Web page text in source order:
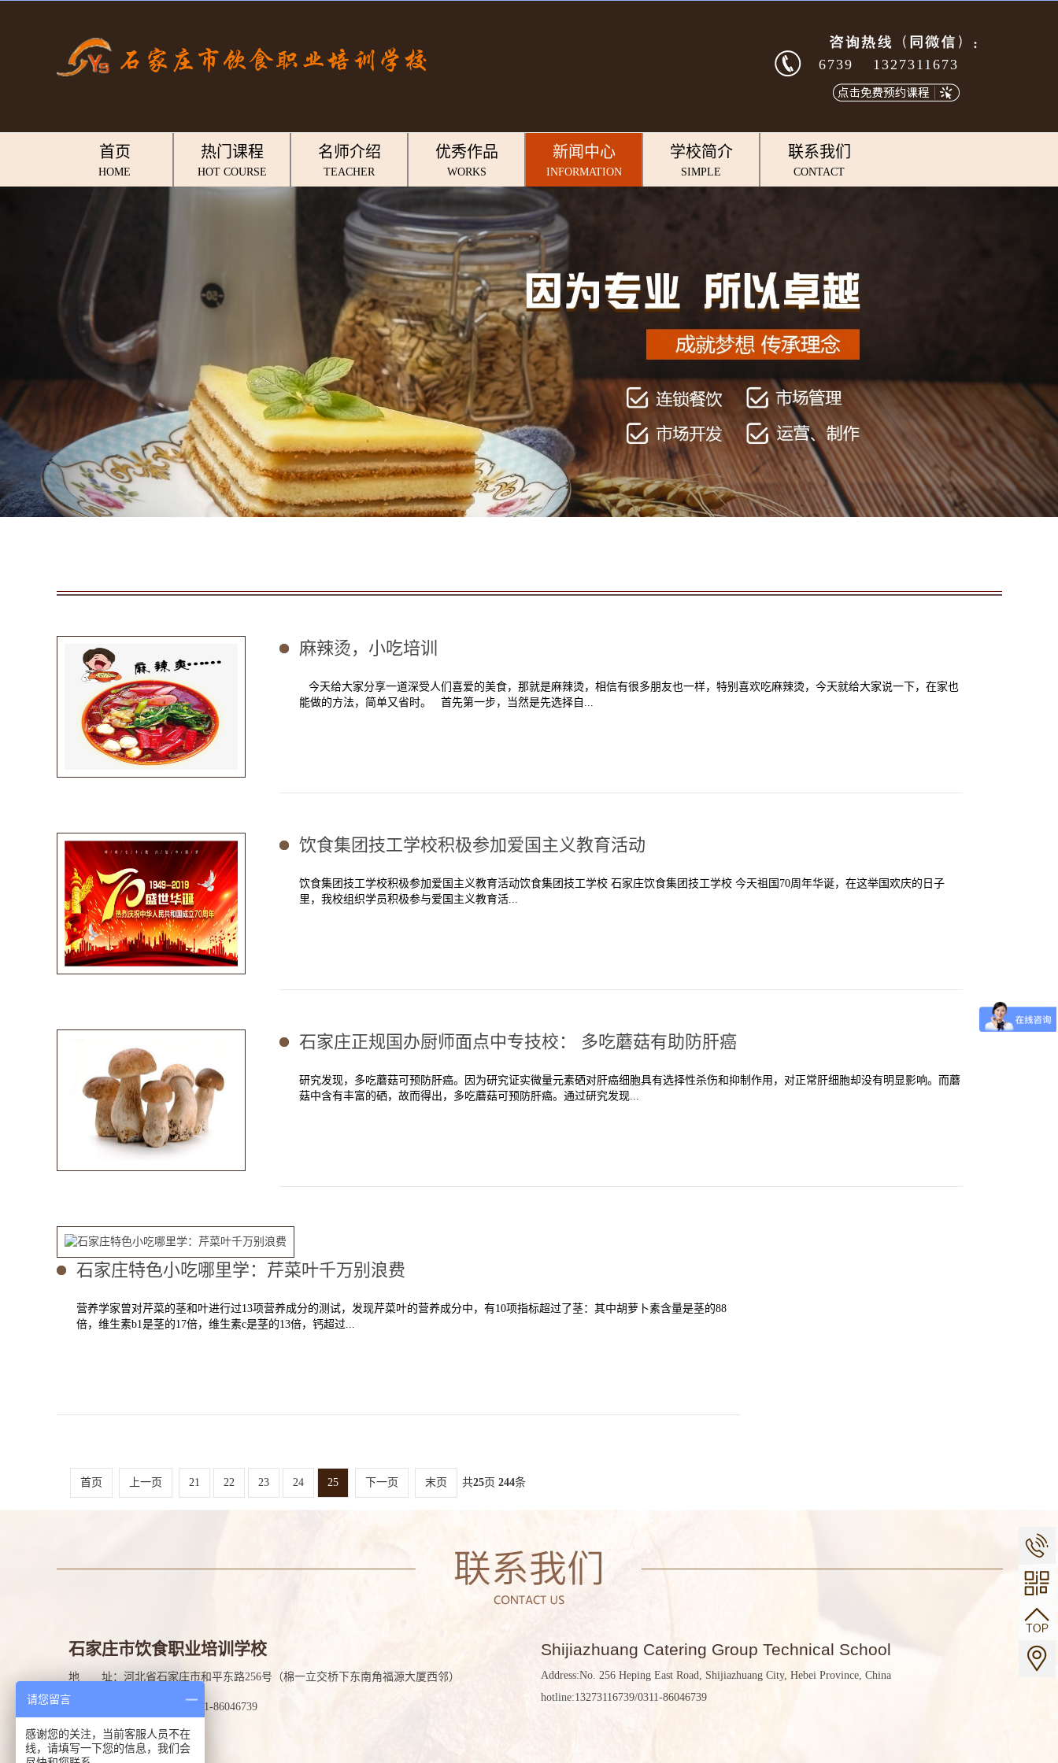
13273116739/0311-86046739 13273116739/0311-
首页
HOME
热门课程
HOT COURSE
名师介绍
TEACHER
优秀作品
WORKS
新闻中心
INFORMATION
学校简介
SIMPLE
联系我们
CONTACT
麻辣烫，小吃培训
今天给大家分享一道深受人们喜爱的美食，那就是麻辣烫，相信有很多朋友也一样，特别喜欢吃麻辣烫，今天就给大家说一下，在家也
能做的方法，简单又省时。 首先第一步，当然是先选择自...
饮食集团技工学校积极参加爱国主义教育活动
饮食集团技工学校积极参加爱国主义教育活动饮食集团技工学校 石家庄饮食集团技工学校 今天祖国70周年华诞，在这举国欢庆的日子
里，我校组织学员积极参与爱国主义教育活...
石家庄正规国办厨师面点中专技校： 多吃蘑菇有助防肝癌
研究发现，多吃蘑菇可预防肝癌。因为研究证实微量元素硒对肝癌细胞具有选择性杀伤和抑制作用，对正常肝细胞却没有明显影响。而蘑
菇中含有丰富的硒，故而得出，多吃蘑菇可预防肝癌。通过研究发现...
石家庄特色小吃哪里学：芹菜叶千万别浪费
营养学家曾对芹菜的茎和叶进行过13项营养成分的测试，发现芹菜叶的营养成分中，有10项指标超过了茎：其中胡萝卜素含量是茎的88
倍，维生素b1是茎的17倍，维生素c是茎的13倍，钙超过...
首页 上一页 21 22 23 24 25 下一页 末页 共25页 244条
石家庄市饮食职业培训学校
地 址：河北省石家庄市和平东路256号（棉一立交桥下东南角福源大厦西邻）
咨询电话：13273116739/0311-86046739
Shijiazhuang Catering Group Technical School
Address:No. 256 Heping East Road, Shijiazhuang City, Hebei Province, China
hotline:13273116739/0311-86046739
请您留言
感谢您的关注，当前客服人员不在
线，请填写一下您的信息，我们会